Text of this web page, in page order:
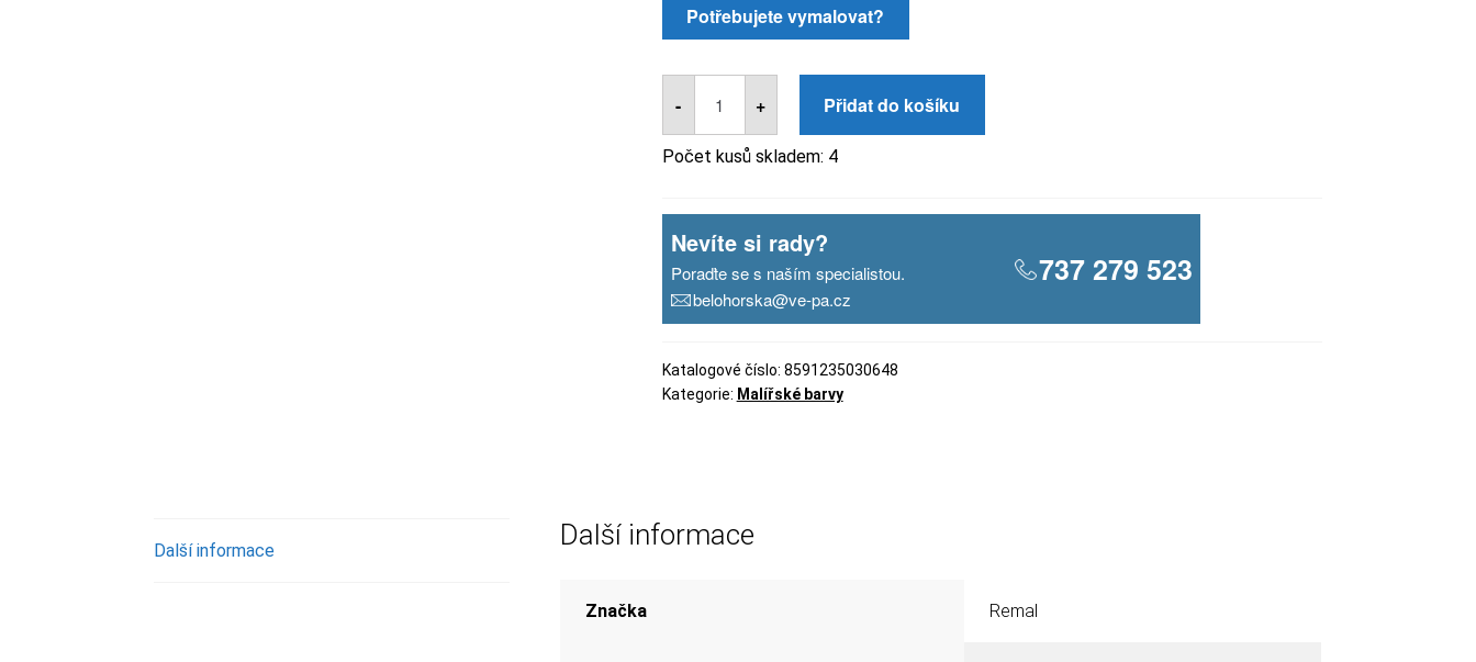
-
Remal
barva
meruňková
500ml
množství
+ Přidat do košíku
Počet kusů skladem: 4
Nevíte si rady?
Poraďte se s naším specialistou.
belohorska@ve-pa.cz
737 279 523
Katalogové číslo: 8591235030648
Kategorie: Malířské barvy
Další informace Další informace
Značka Remal